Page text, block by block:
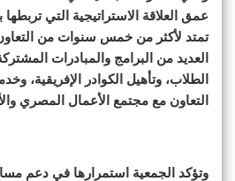
عمق العلاقة الاستراتيجية التي
تمتد لأكثر من خمس سنوات من
العديد من البرامج والمبادرات
الطلاب، وتأهيل الكوادر الإفريقية،
التعاون مع مجتمع الأعمال المصري
وتؤكد الجمعية استمرارها في دعم